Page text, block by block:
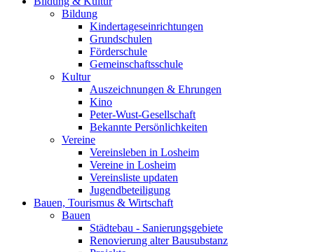
Bildung
Kindertageseinrichtungen
Grundschulen
Förderschule
Gemeinschaftsschule
Kultur
Auszeichnungen & Ehrungen
Kino
Peter-Wust-Gesellschaft
Bekannte Persönlichkeiten
Vereine
Vereinsleben in Losheim
Vereine in Losheim
Vereinsliste updaten
Jugendbeteiligung
Bauen, Tourismus & Wirtschaft
Bauen
Städtebau - Sanierungsgebiete
Renovierung alter Bausubstanz